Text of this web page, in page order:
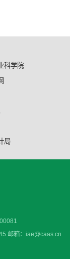
科学院
局
邮箱：iae@caas.cn